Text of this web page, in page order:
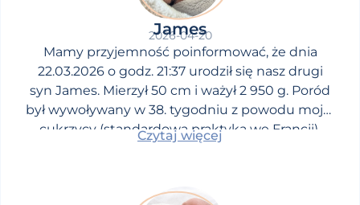
James
2026-04-20
Mamy przyjemność poinformować, że dnia
22.03.2026 o godz. 21:37 urodził się nasz drugi
syn James. Mierzył 50 cm i ważył 2 950 g. Poród
był wywoływany w 38. tygodniu z powodu mojej
cukrzycy (standardowa praktyka we Francji).
Czytaj więcej